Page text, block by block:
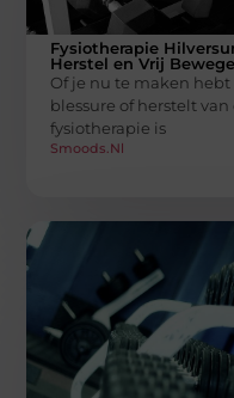
Fysiotherapie
Herstel en Vrij
Of je nu te maken
blessure of herstelt
fysiotherapie is
Smoods.nl